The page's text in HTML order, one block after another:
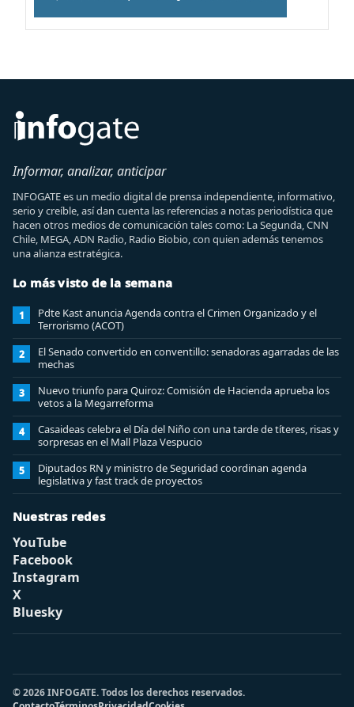
Informar, analizar, anticipar
INFOGATE es un medio digital de prensa independiente, informativo,
serio y creíble, así dan cuenta las referencias a notas periodística que
hacen otros medios de comunicación tales como: La Segunda, CNN
Chile, MEGA, ADN Radio, Radio Biobio, con quien además tenemos
una alianza estratégica.
Lo más visto de la semana
1
Pdte Kast anuncia Agenda contra el Crimen Organizado y el
Terrorismo (ACOT)
2
El Senado convertido en conventillo: senadoras agarradas de las
mechas
3
Nuevo triunfo para Quiroz: Comisión de Hacienda aprueba los
vetos a la Megarreforma
4
Casaideas celebra el Día del Niño con una tarde de títeres, risas y
sorpresas en el Mall Plaza Vespucio
5
Diputados RN y ministro de Seguridad coordinan agenda
legislativa y fast track de proyectos
Nuestras redes
YouTube
Facebook
Instagram
X
Bluesky
© 2026 INFOGATE. Todos los derechos reservados.